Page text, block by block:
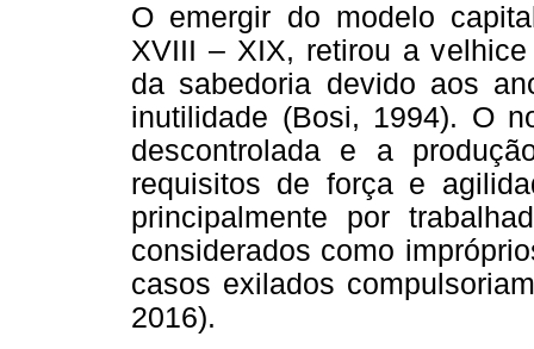
O emergir do modelo
XVIII – XIX, retirou a
da sabedoria devido aos
inutilidade (Bosi, 1994). O
descontrolada e a
requisitos de força e
principalmente por
considerados como
casos exilados
2016).